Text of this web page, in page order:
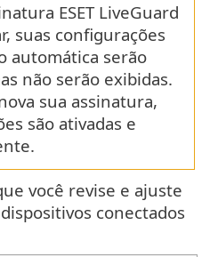
ESET LiveGuard
suas configurações
automática serão
não serão exibidas.
sua assinatura,
são ativadas e
você revise e ajuste
conectados